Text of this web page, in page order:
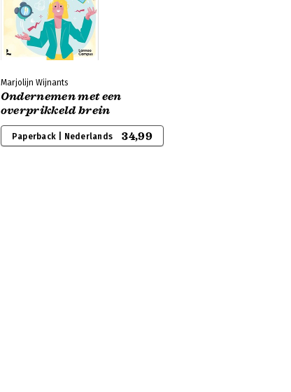
Marjolijn Wijnants
Ondernemen met een
overprikkeld brein
Paperback | Nederlands 34,99